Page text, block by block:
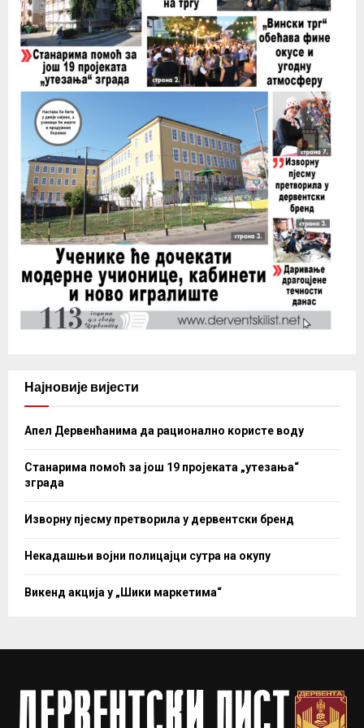
Најновије вијести
Апел Дервенћанима да рационално користе воду
Станарима помоћ за још 19 пројеката „утезања“
зграда
Изворну пјесму претворила у дервентски бренд
Некадашњи војни полицајци сутра на окупу
Викенд акција у „Шики маркетима“